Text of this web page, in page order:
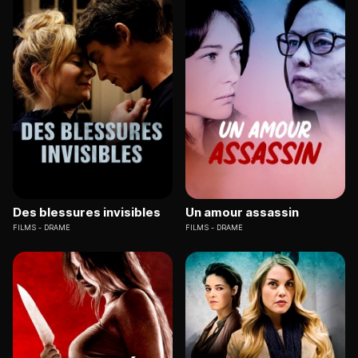
Des blessures invisibles
FILMS DRAME
Un amour assassin
FILMS DRAME